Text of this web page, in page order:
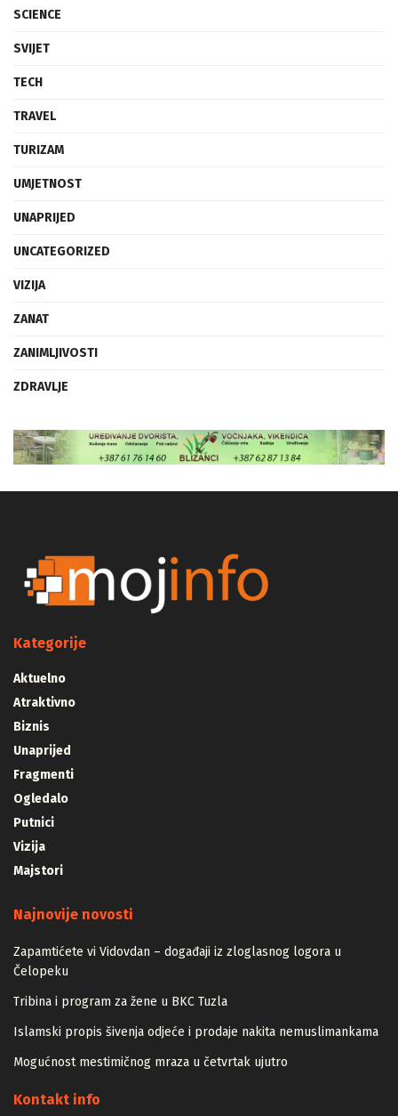
SCIENCE
SVIJET
TECH
TRAVEL
TURIZAM
UMJETNOST
UNAPRIJED
UNCATEGORIZED
VIZIJA
ZANAT
ZANIMLJIVOSTI
ZDRAVLJE
Kategorije
Aktuelno
Atraktivno
Biznis
Unaprijed
Fragmenti
Ogledalo
Putnici
Vizija
Majstori
Najnovije novosti
Zapamtićete vi Vidovdan – događaji iz zloglasnog logora u
Čelopeku
Tribina i program za žene u BKC Tuzla
Islamski propis šivenja odjeće i prodaje nakita nemuslimankama
Mogućnost mestimičnog mraza u četvrtak ujutro
Kontakt info